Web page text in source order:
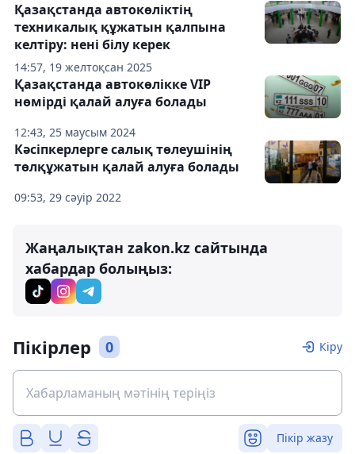
14:57, 19 желтоқсан 2025
Қазақстанда автокөліктің
техникалық құжатын қалпына
келтіру: нені білу керек
12:43, 25 маусым 2024
Қазақстанда автокөлікке VIP
нөмірді қалай алуға болады
09:53, 29 сәуір 2022
Кәсіпкерлерге салық төлеушінің
төлқұжатын қалай алуға болады
Жаңалықтан zakon.kz сайтында
хабардар болыңыз:
Пікірлер 0 Кіру
Пікір жазу